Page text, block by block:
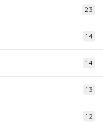
23
14
14
13
12